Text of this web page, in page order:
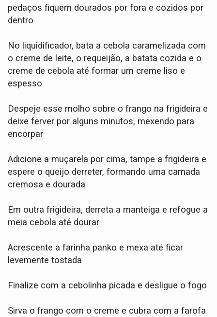
pedaços fiquem dourados por fora e cozidos por
dentro
No liquidificador, bata a cebola caramelizada com
o creme de leite, o requeijão, a batata cozida e o
creme de cebola até formar um creme liso e
espesso
Despeje esse molho sobre o frango na frigideira e
deixe ferver por alguns minutos, mexendo para
encorpar
Adicione a muçarela por cima, tampe a frigideira e
espere o queijo derreter, formando uma camada
cremosa e dourada
Em outra frigideira, derreta a manteiga e refogue a
meia cebola até dourar
Acrescente a farinha panko e mexa até ficar
levemente tostada
Finalize com a cebolinha picada e desligue o fogo
Sirva o frango com o creme e cubra com a farofa